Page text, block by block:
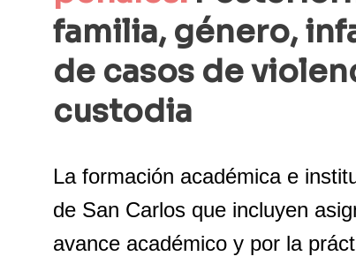
familia, género,
de casos de
custodia
La formación académica e
de San Carlos que incluyen
avance académico y por la